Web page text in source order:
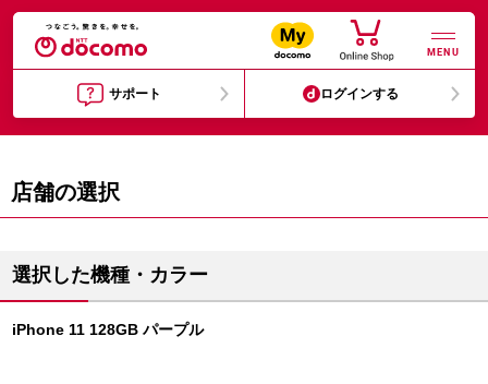
MENU
サポート ログインする
店舗の選択
選択した機種・カラー
iPhone 11 128GB パープル